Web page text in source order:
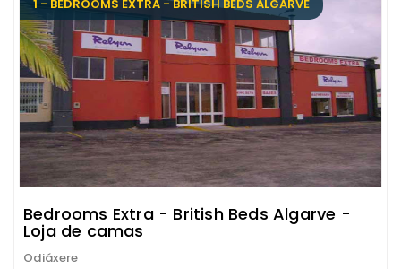
1 - BEDROOMS EXTRA - BRITISH BEDS ALGARVE
Bedrooms Extra - British Beds Algarve -
Loja de camas
Odiáxere